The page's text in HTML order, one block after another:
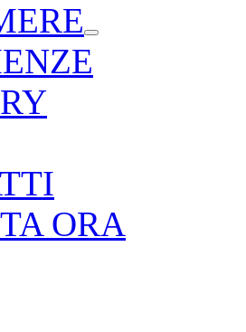
ORA